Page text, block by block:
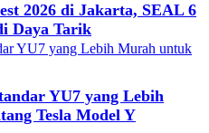
2026 di Jakarta, SEAL 6
Daya Tarik
YU7 yang Lebih
Tesla Model Y